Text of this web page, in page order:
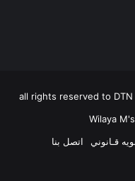
all rights reserved to
قـانوني اتصل بنا